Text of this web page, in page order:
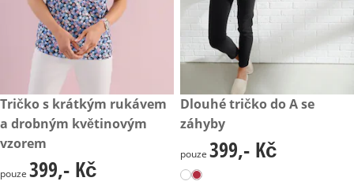
399,- Kč
Tričko s krátkým rukávem
a drobným květinovým
vzorem
399,- Kč
pouze 399,- Kč
399,- Kč
Dlouhé tričko do A se
záhyby
399,- Kč
pouze 399,- Kč